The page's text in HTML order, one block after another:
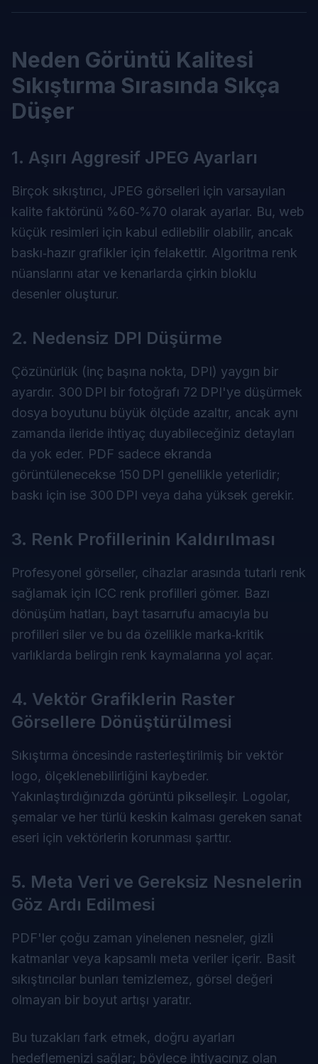
Neden Görüntü Kalitesi
Sıkıştırma Sırasında Sıkça
Düşer
1. Aşırı Aggresif JPEG Ayarları
Birçok sıkıştırıcı, JPEG görselleri için varsayılan
kalite faktörünü %60‑%70 olarak ayarlar. Bu, web
küçük resimleri için kabul edilebilir olabilir, ancak
baskı‑hazır grafikler için felakettir. Algoritma renk
nüanslarını atar ve kenarlarda çirkin bloklu
desenler oluşturur.
2. Nedensiz DPI Düşürme
Çözünürlük (inç başına nokta, DPI) yaygın bir
ayardır. 300 DPI bir fotoğrafı 72 DPI'ye düşürmek
dosya boyutunu büyük ölçüde azaltır, ancak aynı
zamanda ileride ihtiyaç duyabileceğiniz detayları
da yok eder. PDF sadece ekranda
görüntülenecekse 150 DPI genellikle yeterlidir;
baskı için ise 300 DPI veya daha yüksek gerekir.
3. Renk Profillerinin Kaldırılması
Profesyonel görseller, cihazlar arasında tutarlı renk
sağlamak için ICC renk profilleri gömer. Bazı
dönüşüm hatları, bayt tasarrufu amacıyla bu
profilleri siler ve bu da özellikle marka‑kritik
varlıklarda belirgin renk kaymalarına yol açar.
4. Vektör Grafiklerin Raster
Görsellere Dönüştürülmesi
Sıkıştırma öncesinde rasterleştirilmiş bir vektör
logo, ölçeklenebilirliğini kaybeder.
Yakınlaştırdığınızda görüntü pikselleşir. Logolar,
şemalar ve her türlü keskin kalması gereken sanat
eseri için vektörlerin korunması şarttır.
5. Meta Veri ve Gereksiz Nesnelerin
Göz Ardı Edilmesi
PDF'ler çoğu zaman yinelenen nesneler, gizli
katmanlar veya kapsamlı meta veriler içerir. Basit
sıkıştırıcılar bunları temizlemez, görsel değeri
olmayan bir boyut artışı yaratır.
Bu tuzakları fark etmek, doğru ayarları
hedeflemenizi sağlar; böylece ihtiyacınız olan